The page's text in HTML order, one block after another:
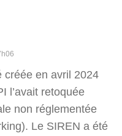
créée en avril 2024
l’avait retoquée
non réglementée
Le SIREN a été